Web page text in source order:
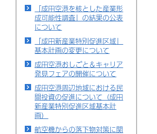
「成田空港を核とした産業形
成可能性調査」の結果の公表
について
「成田新産業特別促進区域」
基本計画の変更について
成田空港おしごと＆キャリア
発見フェアの開催について
成田空港周辺地域における民
間投資の促進について（成田
新産業特別促進区域基本計
画）
航空機からの落下物対策に関